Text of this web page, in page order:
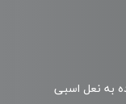
به نعل اسبی